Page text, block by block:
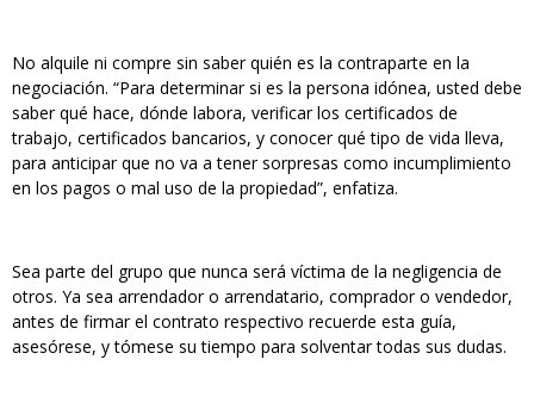
No alquile ni compre sin saber quién es la contraparte en la
negociación. “Para determinar si es la persona idónea, usted debe
saber qué hace, dónde labora, verificar los certificados de
trabajo, certificados bancarios, y conocer qué tipo de vida lleva,
para anticipar que no va a tener sorpresas como incumplimiento
en los pagos o mal uso de la propiedad”, enfatiza.
Sea parte del grupo que nunca será víctima de la negligencia de
otros. Ya sea arrendador o arrendatario, comprador o vendedor,
antes de firmar el contrato respectivo recuerde esta guía,
asesórese, y tómese su tiempo para solventar todas sus dudas.